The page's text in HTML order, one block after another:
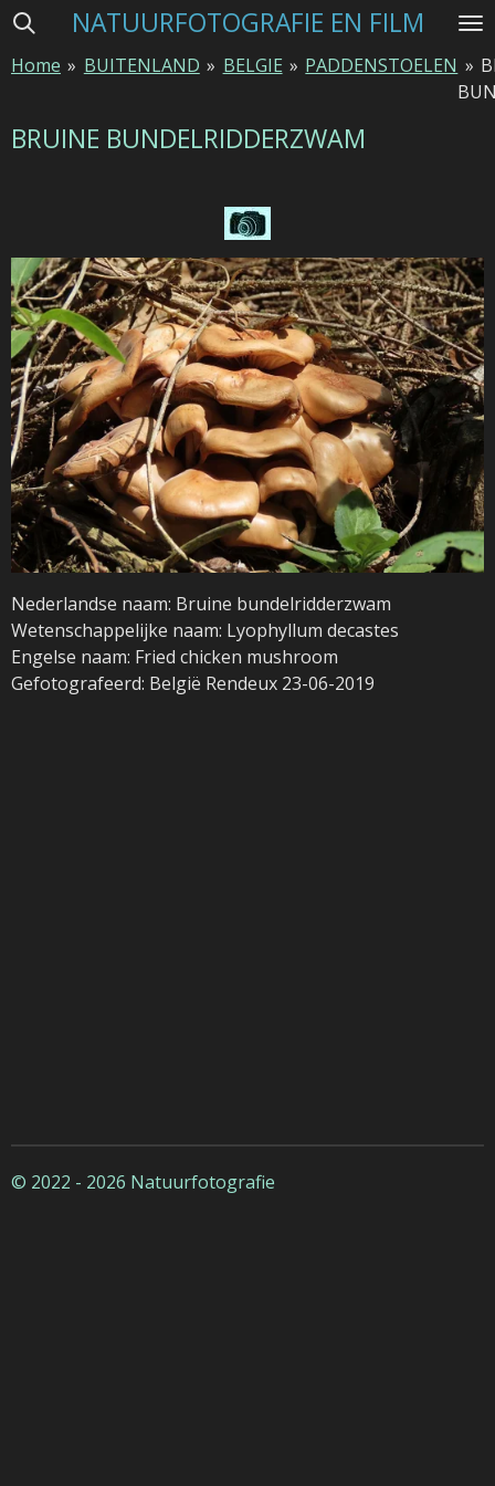
Ga
naar
hoofdinhoud
NATUURFOTOGRAFIE EN FILM
Home » BUITENLAND » BELGIE » PADDENSTOELEN »
BRUINE BUNDELRIDDERZWAM
Nederlandse naam: Bruine bundelridderzwam
Wetenschappelijke naam: Lyophyllum decastes
Engelse naam: Fried chicken mushroom
Gefotografeerd: België Rendeux 23-06-2019
© 2022 - 2026 Natuurfotografie